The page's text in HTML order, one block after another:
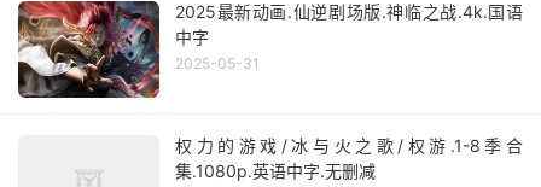
2025最新动画.仙逆剧场版.神临之战.4k.国语
中字
2025-05-31
权力的游戏/冰与火之歌/权游.1-8季合
集.1080p.英语中字.无删减